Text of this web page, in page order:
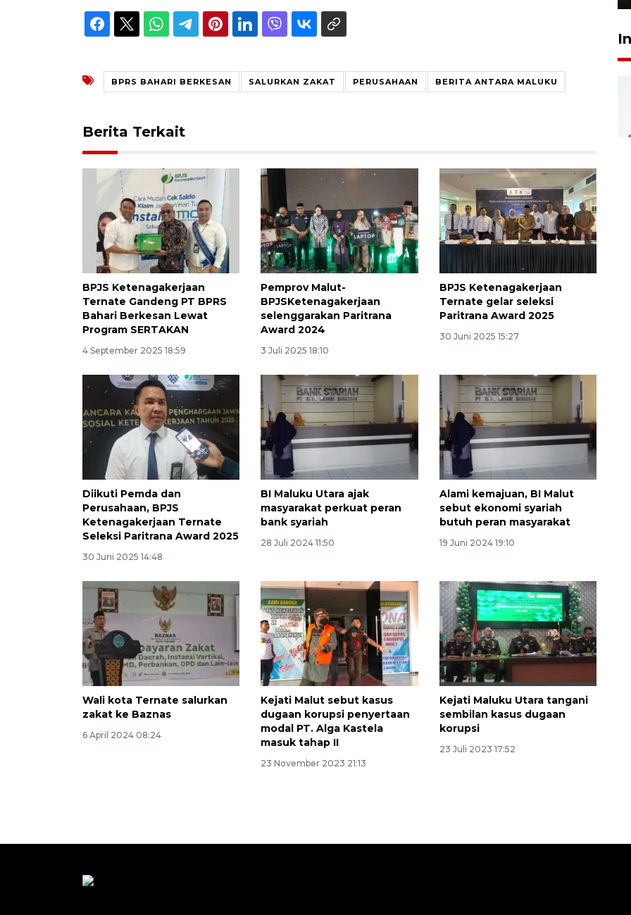
BPRS BAHARI BERKESAN SALURKAN ZAKAT PERUSAHAAN BERITA ANTARA MALUKU
Berita Terkait
BPJS Ketenagakerjaan
Ternate Gandeng PT BPRS
Bahari Berkesan Lewat
Program SERTAKAN
4 September 2025 18:59
Pemprov Malut-
BPJSKetenagakerjaan
selenggarakan Paritrana
Award 2024
3 Juli 2025 18:10
BPJS Ketenagakerjaan
Ternate gelar seleksi
Paritrana Award 2025
30 Juni 2025 15:27
Diikuti Pemda dan
Perusahaan, BPJS
Ketenagakerjaan Ternate
Seleksi Paritrana Award 2025
30 Juni 2025 14:48
BI Maluku Utara ajak
masyarakat perkuat peran
bank syariah
28 Juli 2024 11:50
Alami kemajuan, BI Malut
sebut ekonomi syariah
butuh peran masyarakat
19 Juni 2024 19:10
Wali kota Ternate salurkan
zakat ke Baznas
6 April 2024 08:24
Kejati Malut sebut kasus
dugaan korupsi penyertaan
modal PT. Alga Kastela
masuk tahap II
23 November 2023 21:13
Kejati Maluku Utara tangani
sembilan kasus dugaan
korupsi
23 Juli 2023 17:52
160 ribu sambungan baru
jaringan gas 2026
2026-08-07 18:00:00